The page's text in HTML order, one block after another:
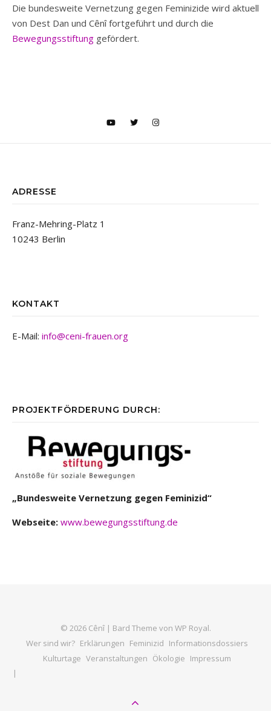
Die bundesweite Vernetzung gegen Feminizide wird aktuell
von Dest Dan und Cênî fortgeführt und durch die
Bewegungsstiftung gefördert.
ADRESSE
Franz-Mehring-Platz 1
10243 Berlin
KONTAKT
E-Mail: info@ceni-frauen.org
PROJEKTFÖRDERUNG DURCH:
„Bundesweite Vernetzung gegen Feminizid“
Webseite: www.bewegungsstiftung.de
© 2026 Cênî | Bard Theme von WP Royal.
Wer sind wir? Erklärungen Feminizid Informationsdossiers
Kulturtage Veranstaltungen Ökologie Impressum